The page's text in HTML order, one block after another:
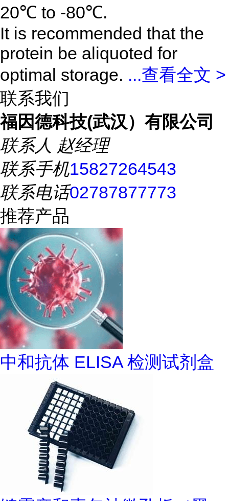
20℃ to -80℃.
It is recommended that the
protein be aliquoted for
optimal storage. ...查看全文 >
联系我们
福因德科技(武汉）有限公司
联系人 赵经理
联系手机15827264543
联系电话02787877773
推荐产品
中和抗体 ELISA 检测试剂盒